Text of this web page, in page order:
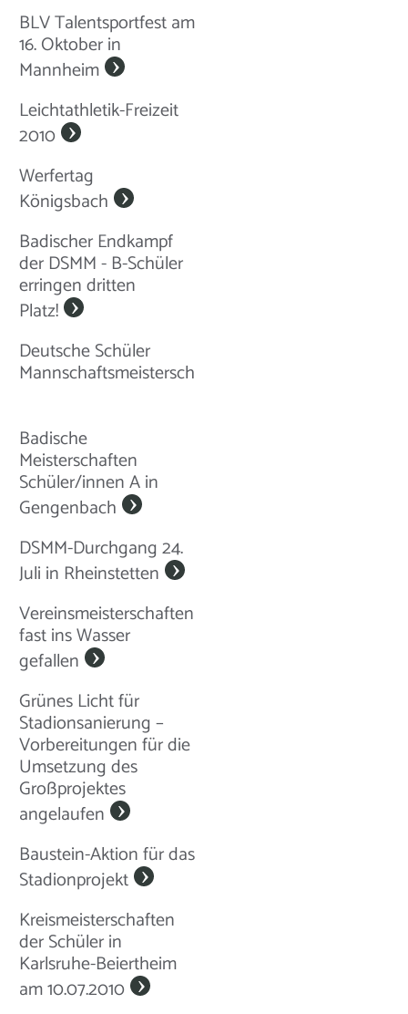
BLV Talentsportfest am
16. Oktober in
Mannheim
Leichtathletik-Freizeit
2010
Werfertag
Königsbach
Badischer Endkampf
der DSMM - B-Schüler
erringen dritten
Platz!
Deutsche Schüler
Mannschaftsmeisterschaften
Badische
Meisterschaften
Schüler/innen A in
Gengenbach
DSMM-Durchgang 24.
Juli in Rheinstetten
Vereinsmeisterschaften
fast ins Wasser
gefallen
Grünes Licht für
Stadionsanierung –
Vorbereitungen für die
Umsetzung des
Großprojektes
angelaufen
Baustein-Aktion für das
Stadionprojekt
Kreismeisterschaften
der Schüler in
Karlsruhe-Beiertheim
am 10.07.2010